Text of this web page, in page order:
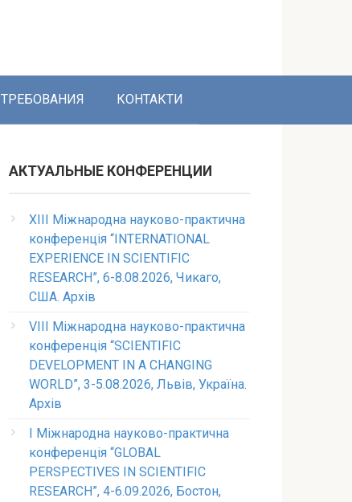
ТРЕБОВАНИЯ КОНТАКТИ
АКТУАЛЬНЫЕ КОНФЕРЕНЦИИ
XIII Міжнародна науково-практична
конференція “INTERNATIONAL
EXPERIENCE IN SCIENTIFIC
RESEARCH”, 6-8.08.2026, Чикаго,
США. Архів
VIII Міжнародна науково-практична
конференція “SCIENTIFIC
DEVELOPMENT IN A CHANGING
WORLD”, 3-5.08.2026, Львів, Україна.
Архів
I Міжнародна науково-практична
конференція “GLOBAL
PERSPECTIVES IN SCIENTIFIC
RESEARCH”, 4-6.09.2026, Бостон,